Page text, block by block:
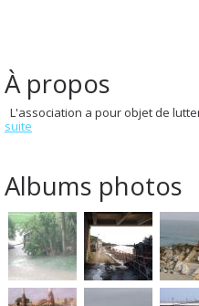
À propos
L'association a pour objet de
suite
Albums photos